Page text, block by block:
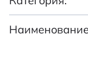
Наименование